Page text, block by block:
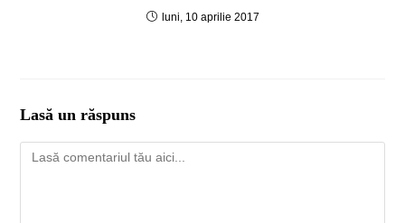
luni, 10 aprilie 2017
Lasă un răspuns